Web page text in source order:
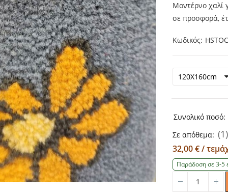
Μοντέρνο χαλί
σε προσφορά,
Κωδικός
Συνολικό ποσό:
Σε απόθεμα: (1)
32,00 € /
Παράδοση σε 3-5
Quantity